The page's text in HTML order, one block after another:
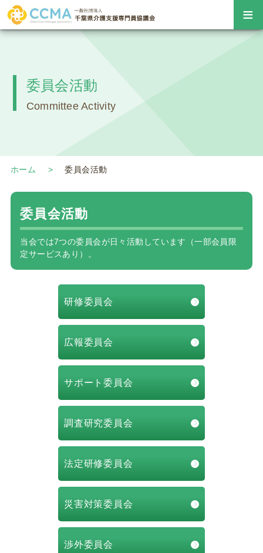
≡
委員会活動
Committee Activity
ホーム 委員会活動
委員会活動
当会では7つの委員会が日々活動しています（一部会員限
定サービスあり）。
研修委員会
広報委員会
サポート委員会
調査研究委員会
法定研修委員会
災害対策委員会
渉外委員会